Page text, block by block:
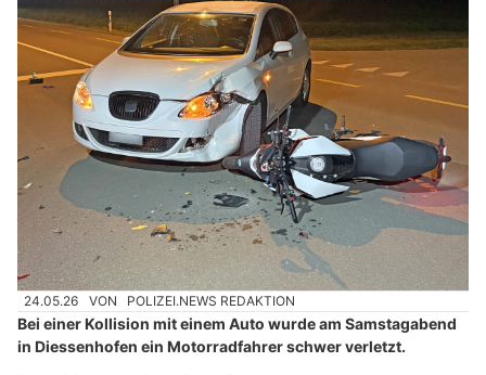
24.05.26 VON POLIZEI.NEWS REDAKTION
Bei einer Kollision mit einem Auto wurde am Samstagabend
in Diessenhofen ein Motorradfahrer schwer verletzt.